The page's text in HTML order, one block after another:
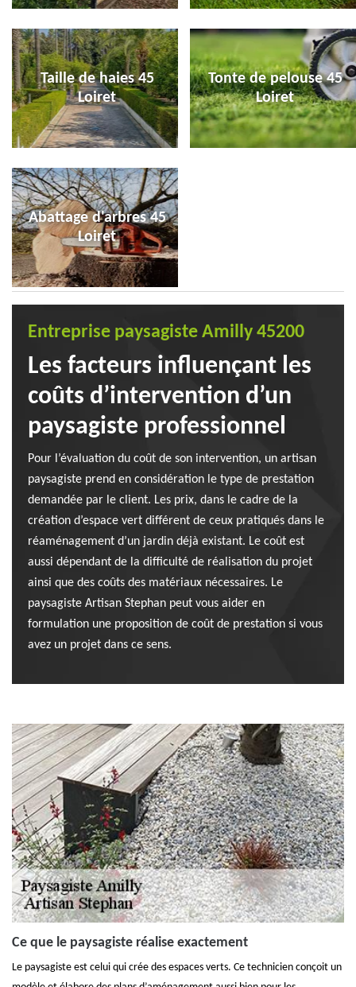
Taille de haies 45
Loiret
Tonte de pelouse 45
Loiret
Abattage d'arbres 45
Loiret
Entreprise paysagiste Amilly 45200
Les facteurs influençant les
coûts d’intervention d’un
paysagiste professionnel
Pour l’évaluation du coût de son intervention, un artisan
paysagiste prend en considération le type de prestation
demandée par le client. Les prix, dans le cadre de la
création d’espace vert différent de ceux pratiqués dans le
réaménagement d’un jardin déjà existant. Le coût est
aussi dépendant de la difficulté de réalisation du projet
ainsi que des coûts des matériaux nécessaires. Le
paysagiste Artisan Stephan peut vous aider en
formulation une proposition de coût de prestation si vous
avez un projet dans ce sens.
Ce que le paysagiste réalise exactement
Le paysagiste est celui qui crée des espaces verts. Ce technicien conçoit un